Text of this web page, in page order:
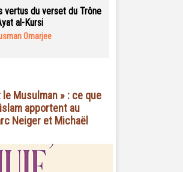
vertus du verset du Trône
al-Kursi
Omarjee
Musulman » : ce que
apportent au
Neiger et Michaël